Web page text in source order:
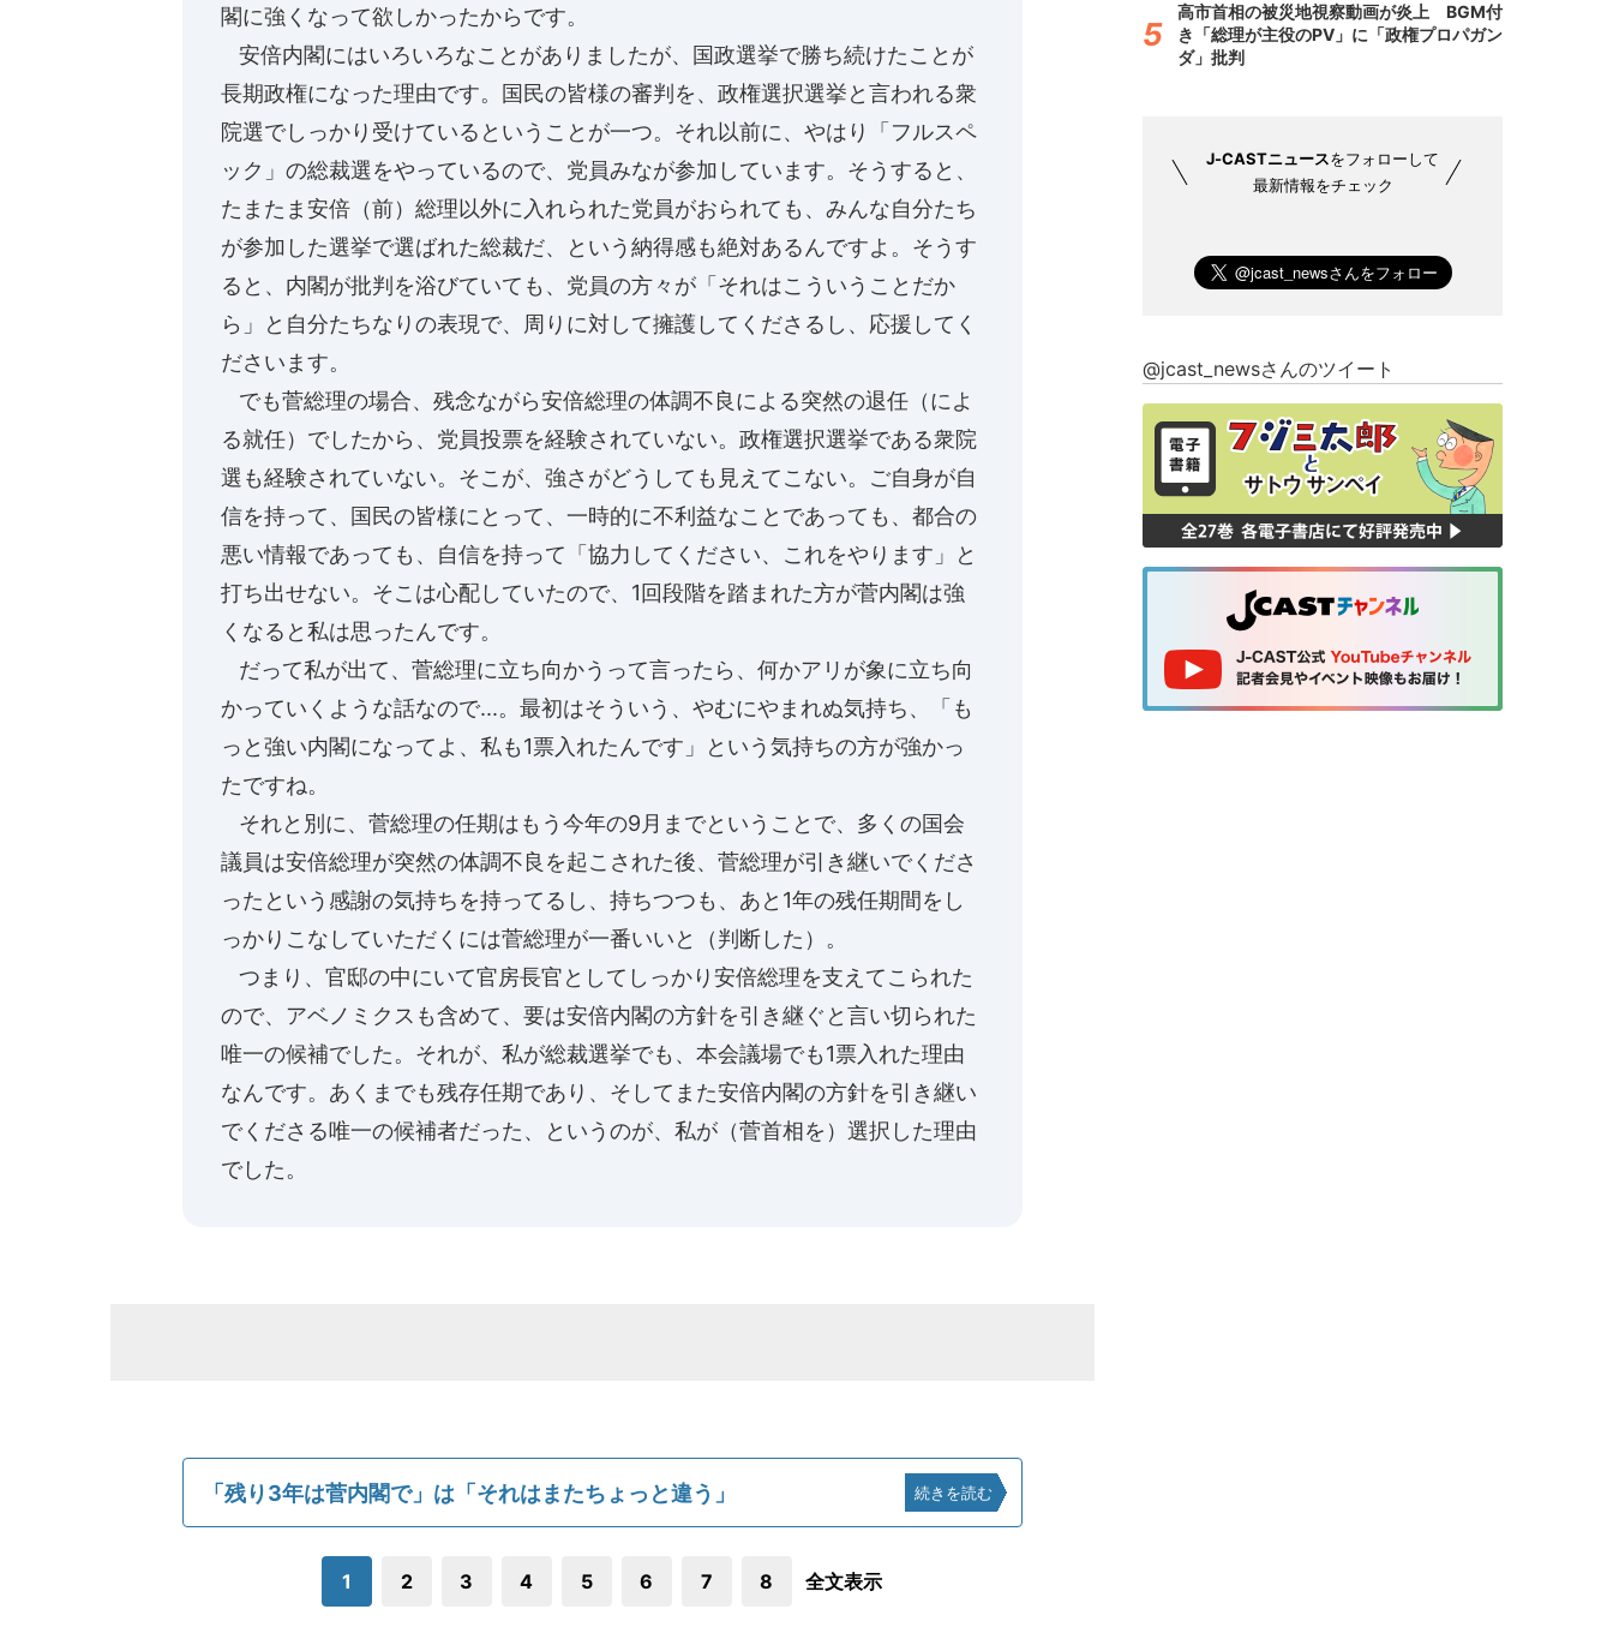
閣に強くなって欲しかったからです。
安倍内閣にはいろいろなことがありましたが、国政選挙で勝ち続けたことが
長期政権になった理由です。国民の皆様の審判を、政権選択選挙と言われる衆
院選でしっかり受けているということが一つ。それ以前に、やはり「フルスペ
ック」の総裁選をやっているので、党員みなが参加しています。そうすると、
たまたま安倍（前）総理以外に入れられた党員がおられても、みんな自分たち
が参加した選挙で選ばれた総裁だ、という納得感も絶対あるんですよ。そうす
ると、内閣が批判を浴びていても、党員の方々が「それはこういうことだか
ら」と自分たちなりの表現で、周りに対して擁護してくださるし、応援してく
ださいます。
でも菅総理の場合、残念ながら安倍総理の体調不良による突然の退任（によ
る就任）でしたから、党員投票を経験されていない。政権選択選挙である衆院
選も経験されていない。そこが、強さがどうしても見えてこない。ご自身が自
信を持って、国民の皆様にとって、一時的に不利益なことであっても、都合の
悪い情報であっても、自信を持って「協力してください、これをやります」と
打ち出せない。そこは心配していたので、1回段階を踏まれた方が菅内閣は強
くなると私は思ったんです。
だって私が出て、菅総理に立ち向かうって言ったら、何かアリが象に立ち向
かっていくような話なので...。最初はそういう、やむにやまれぬ気持ち、「も
っと強い内閣になってよ、私も1票入れたんです」という気持ちの方が強かっ
たですね。
それと別に、菅総理の任期はもう今年の9月までということで、多くの国会
議員は安倍総理が突然の体調不良を起こされた後、菅総理が引き継いでくださ
ったという感謝の気持ちを持ってるし、持ちつつも、あと1年の残任期間をし
っかりこなしていただくには菅総理が一番いいと（判断した）。
つまり、官邸の中にいて官房長官としてしっかり安倍総理を支えてこられた
ので、アベノミクスも含めて、要は安倍内閣の方針を引き継ぐと言い切られた
唯一の候補でした。それが、私が総裁選挙でも、本会議場でも1票入れた理由
なんです。あくまでも残存任期であり、そしてまた安倍内閣の方針を引き継い
でくださる唯一の候補者だった、というのが、私が（菅首相を）選択した理由
でした。
「残り3年は菅内閣で」は「それはまたちょっと違う」 続きを読む
1 2 3 4 5 6 7 8 全文表示
高市首相の被災地視察動画が炎上 BGM付
き「総理が主役のPV」に「政権プロパガン
ダ」批判
J-CASTニュースをフォローして
最新情報をチェック
@jcast_newsさんのツイート